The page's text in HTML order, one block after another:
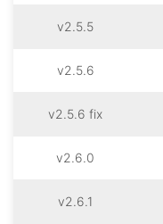
v2.5.5
v2.5.6
v2.5.6 fix
v2.6.0
v2.6.1